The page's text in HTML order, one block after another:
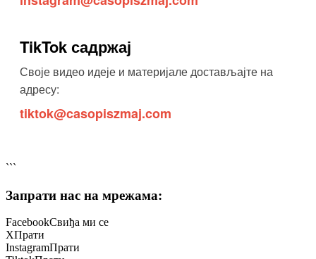
TikTok садржај
Своје видео идеје и материјале достављајте на
адресу:
tiktok@casopiszmaj.com
```
Запрати нас на мрежама:
FacebookСвиђа ми се
XПрати
InstagramПрати